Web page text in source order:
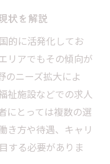
導員の転職戦略
重視すべき点
導員の職場とは
転職成功術を解説
想の働き方を提
状を解説
的に活発化してお
リアでもその傾向が
のニーズ拡大によ
祉施設などでの求人
にとっては複数の選
き方や待遇、キャリ
する必要がありま